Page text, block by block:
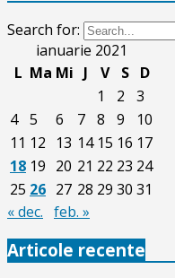
Search for:
ianuarie 2021
L Ma Mi J V S
D
1
2
3
4 5 6 7 8 9
10
11 12 13 14 15 16 17
18 19 20 21 22 23 24
25 26 27 28 29 30 31
« dec. feb. »
Articole recente